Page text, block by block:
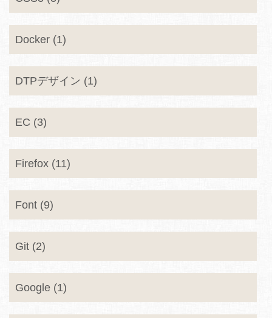
Docker (1)
DTPデザイン (1)
EC (3)
Firefox (11)
Font (9)
Git (2)
Google (1)